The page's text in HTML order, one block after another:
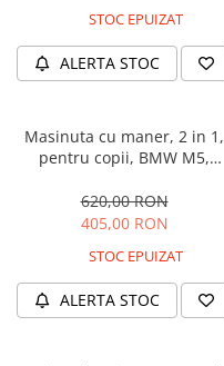
STOC EPUIZAT
ALERTA STOC
Masinuta cu maner, 2 in 1,
pentru copii, BMW M5,
620,00 RON
405,00 RON
STOC EPUIZAT
ALERTA STOC